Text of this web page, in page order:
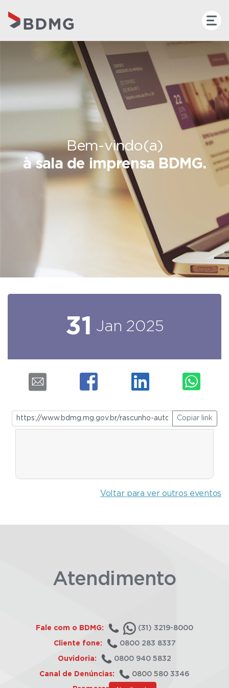
Bem-vindo(a)
à sala de imprensa BDMG.
31 Jan 2025
Copiar link
Voltar para ver outros eventos
Atendimento
Fale com o BDMG: (31) 3219-8000
Cliente fone: 0800 283 8337
Ouvidoria: 0800 940 5832
Canal de Denúncias: 0800 580 3346